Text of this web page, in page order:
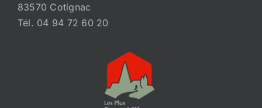
83570 Cotignac
Tél. 04 94 72 60 20